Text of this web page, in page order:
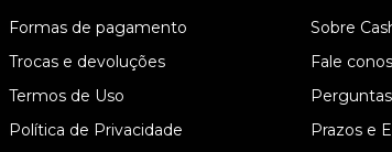
Formas de pagamento
Trocas e devoluções
Termos de Uso
Política de Privacidade
Sobre
Fale
Prazos e